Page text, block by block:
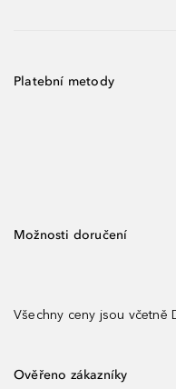
Platební metody
Možnosti doručení
Všechny ceny jsou včetně
Ověřeno zákazníky